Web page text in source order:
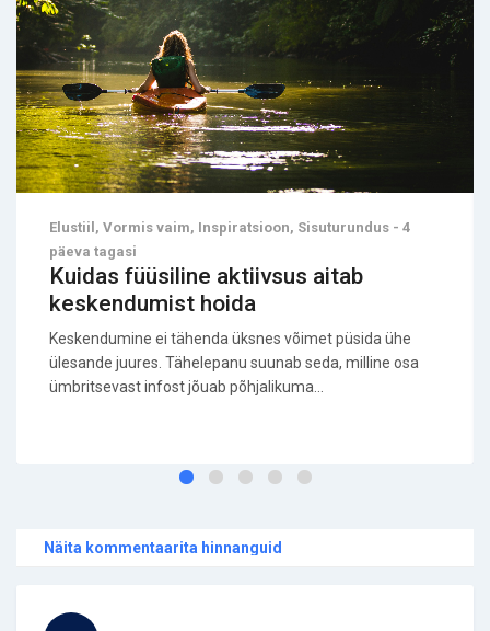
Elustiil, Vormis vaim, Inspiratsioon, Sisuturundus - 4
päeva tagasi
Kuidas füüsiline aktiivsus aitab
keskendumist hoida
Keskendumine ei tähenda üksnes võimet püsida ühe
ülesande juures. Tähelepanu suunab seda, milline osa
ümbritsevast infost jõuab põhjalikuma...
Näita kommentaarita hinnanguid